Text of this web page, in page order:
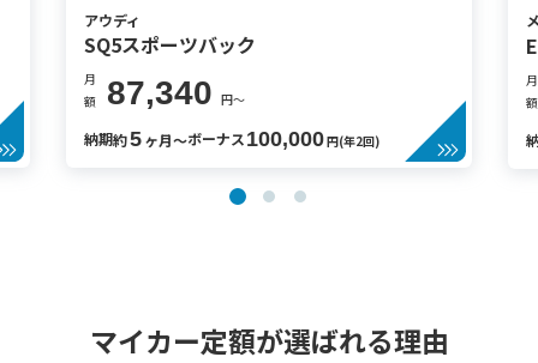
アウディ
SQ5スポーツバック
月
額
87,340 円〜
納期約5ヶ月〜ボーナス100,000円(年2回)
月
額
マイカー定額が選ばれる理由